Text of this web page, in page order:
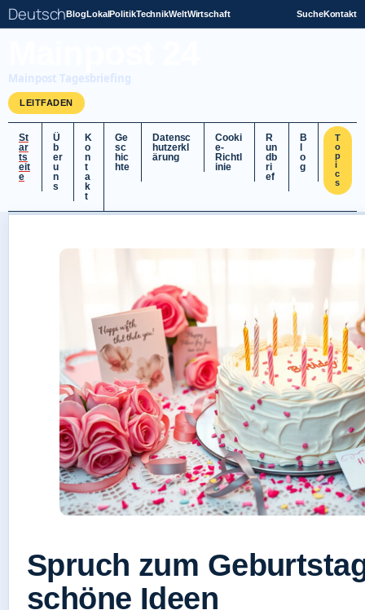
DeutschBlogLokalPolitikTechnikWeltWirtschaft SucheKontakt
Mainpost Tagesbriefing
LEITFADEN
St
ar
ts
eit
e
Ü
b
er
u
n
s
K
o
n
t
a
k
t
Ge
sc
hic
hte
Datensc
hutzerkl
ärung
Cooki
e-
Richtl
inie
R
un
db
ri
ef
B
o
g
T
o
p
i
c
s
Spruch zum
schöne Ideen